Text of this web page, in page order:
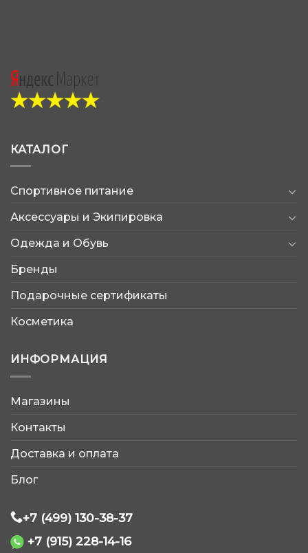
КАТАЛОГ
Спортивное питание
Аксессуары и Экипировка
Одежда и Обувь
Бренды
Подарочные сертификаты
Косметика
ИНФОРМАЦИЯ
Магазины
Контакты
Доставка и оплата
Блог
+7 (499) 130-38-37
+7 (915) 228-14-16